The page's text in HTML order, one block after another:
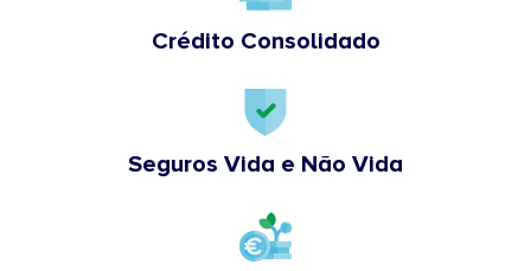
Crédito Consolidado
Seguros Vida e Não Vida